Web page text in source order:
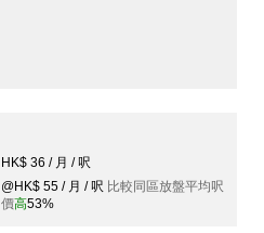
HK$ 36 / 月 / 呎
@HK$ 55 / 月 / 呎 比較同區放盤平均呎
價高53%